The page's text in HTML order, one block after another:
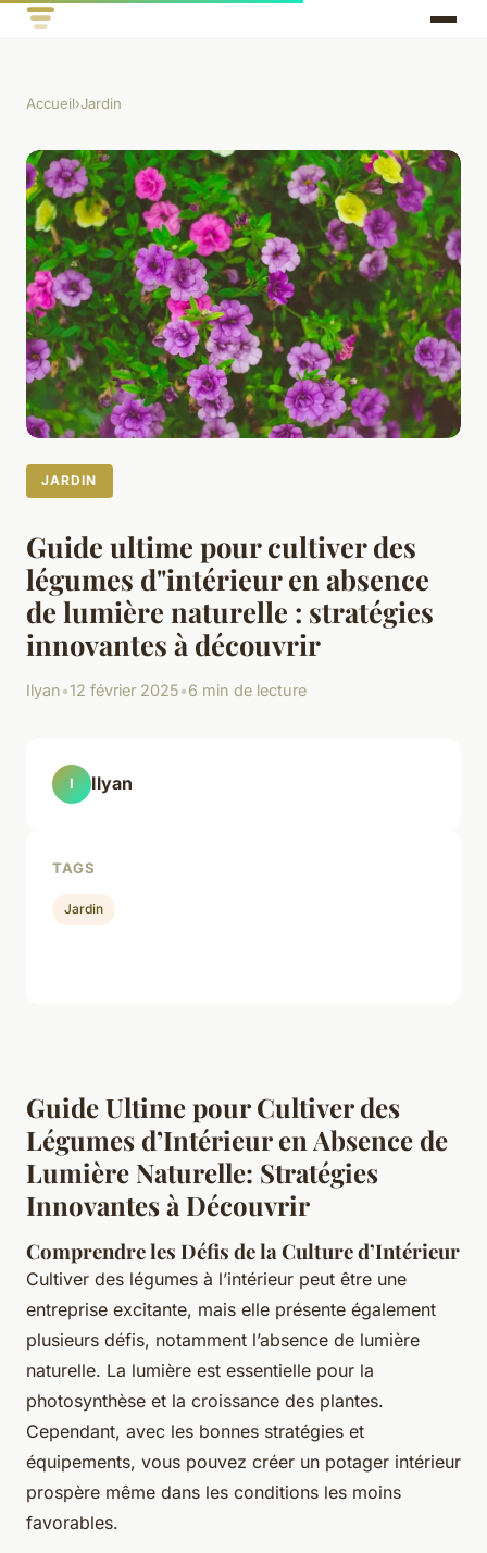
Accueil›Jardin
JARDIN
Guide ultime pour cultiver des
légumes d"intérieur en absence
de lumière naturelle : stratégies
innovantes à découvrir
Ilyan•12 février 2025•6 min de lecture
Guide Ultime pour Cultiver des
Légumes d’Intérieur en Absence de
Lumière Naturelle: Stratégies
Innovantes à Découvrir
Comprendre les Défis de la Culture d’Intérieur
Cultiver des légumes à l’intérieur peut être une
entreprise excitante, mais elle présente également
plusieurs défis, notamment l’absence de lumière
naturelle. La lumière est essentielle pour la
photosynthèse et la croissance des plantes.
Cependant, avec les bonnes stratégies et
équipements, vous pouvez créer un potager intérieur
prospère même dans les conditions les moins
favorables.
I Ilyan
TAGS
Jardin